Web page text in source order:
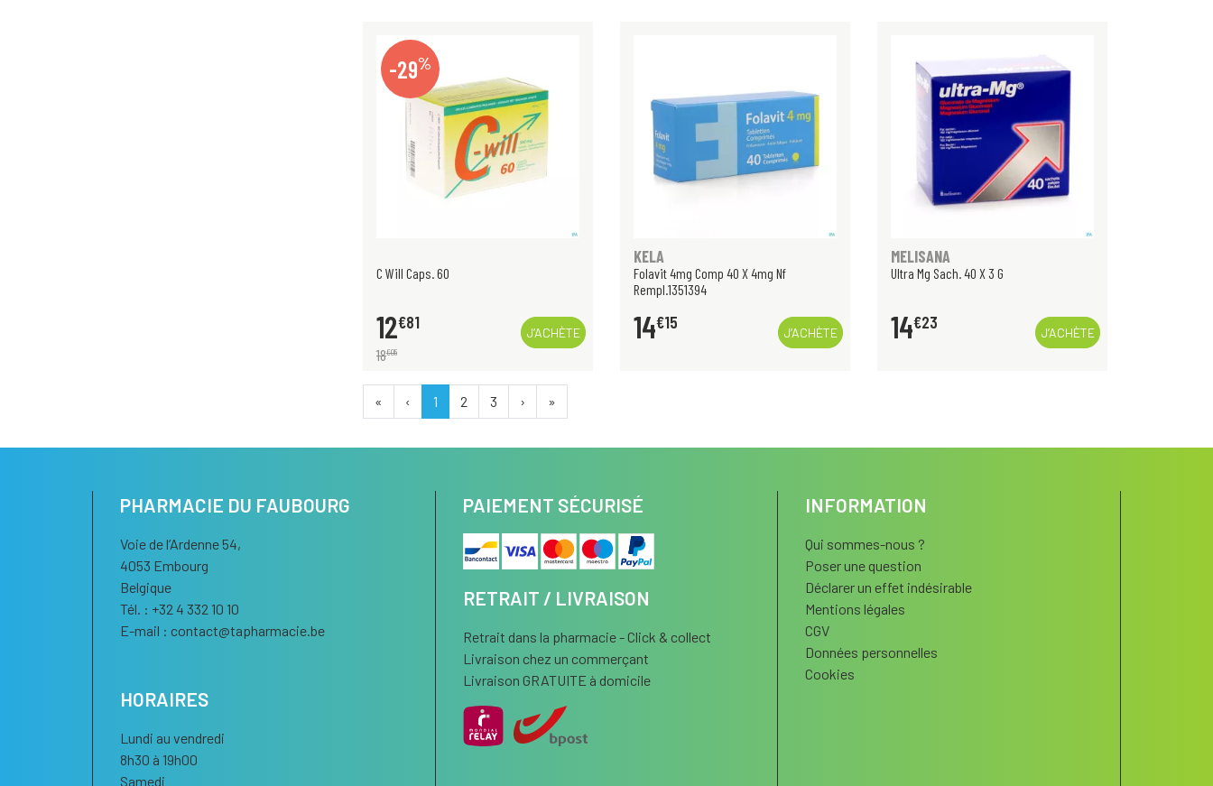
-29%
C Will Caps. 60
12€81
18€05
J’ACHÈTE
KELA
Folavit 4mg Comp 40 X 4mg Nf
Rempl.1351394
14€15
J’ACHÈTE
MELISANA
Ultra Mg Sach. 40 X 3 G
14€23
J’ACHÈTE
« ‹ 1 2 3 › »
PHARMACIE DU FAUBOURG
Voie de l’Ardenne 54,
4053 Embourg
Belgique
Tél. : +32 4 332 10 10
E-mail : contact@tapharmacie.be
HORAIRES
Lundi au vendredi
8h30 à 19h00
Samedi
PAIEMENT SÉCURISÉ
RETRAIT / LIVRAISON
Retrait dans la pharmacie - Click & collect
Livraison chez un commerçant
Livraison GRATUITE à domicile
INFORMATION
Qui sommes-nous ?
Poser une question
Déclarer un effet indésirable
Mentions légales
CGV
Données personnelles
Cookies